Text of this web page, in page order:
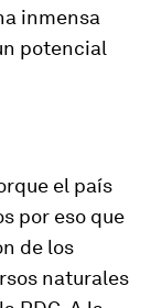
inmensa
potencial
el país
por eso que
de los
naturales